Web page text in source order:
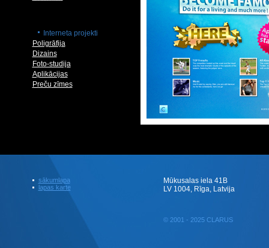
Interneta projekti
Poligrāfija
Dizains
Foto-studija
Aplikācijas
Preču zīmes
sākumlapa
lapas karte
Mūkusalas iela 41B
LV 1004, Rīga, Latvija
© 2001 - 2025 CLARUS